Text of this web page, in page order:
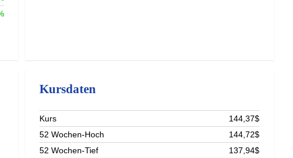
Kursdaten
Kurs
144,37$
52 Wochen-Hoch
144,72$
52 Wochen-Tief
137,94$